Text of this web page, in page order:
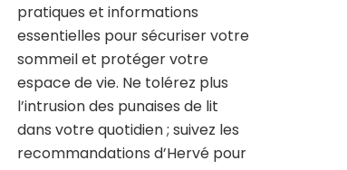
pratiques et informations
essentielles pour sécuriser votre
sommeil et protéger votre
espace de vie. Ne tolérez plus
l’intrusion des punaises de lit
dans votre quotidien ; suivez les
recommandations d’Hervé pour